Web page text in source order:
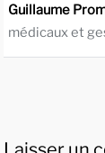
Guillaume
médicaux et